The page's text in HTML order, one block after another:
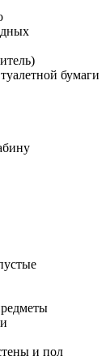
бумаги
и пол